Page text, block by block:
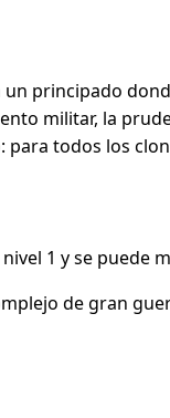
principado
militar, la
todos los
1 y se puede
de gran